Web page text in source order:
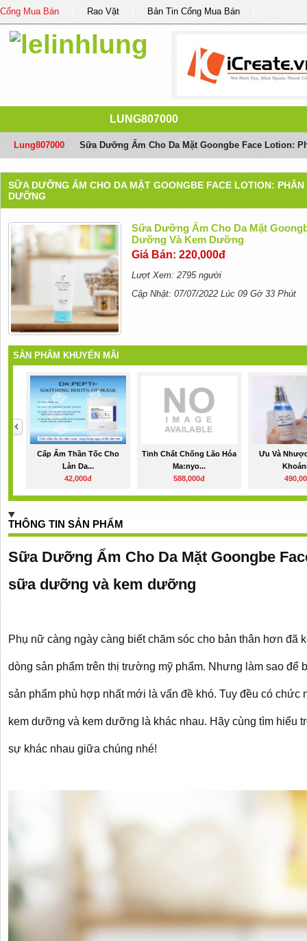
Cổng Mua Bán Rao Vặt Bản Tin Cổng Mua Bán
LUNG807000
Lung807000 Sữa Dưỡng Ẩm Cho Da Mặt Goongbe Face Lotion:
SỮA DƯỠNG ẨM CHO DA MẶT GOONGBE FACE LOTION:
DƯỠNG
Sữa Dưỡng Ẩm Cho Da Mặt
Dưỡng Và Kem Dưỡng
Giá Bán: 220,000đ
Lượt Xem: 2795 người
Cập Nhật: 07/07/2022 Lúc 09 Gờ 33 Phút
SẢN PHẨM KHUYẾN MÃI
Cấp Ẩm Thần Tốc Cho
Làn Da...
42,000đ
Tinh Chất Chống Lão Hóa
Ma:nyo...
588,000đ
Ưu Và
THÔNG TIN SẢN PHẨM
Sữa Dưỡng Ẩm Cho Da Mặt Goongbe
sữa dưỡng và kem dưỡng
Phụ nữ càng ngày càng biết chăm sóc cho bản thân hơn đã
dòng sản phẩm trên thị trường mỹ phẩm. Nhưng làm sao để
sản phẩm phù hợp nhất mới là vấn đề khó. Tuy đều có
kem dưỡng và kem dưỡng là khác nhau. Hãy cùng tìm hiểu
sự khác nhau giữa chúng nhé!